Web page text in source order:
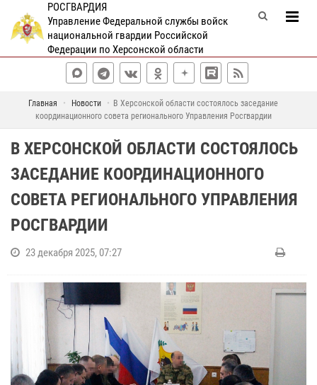
РОСГВАРДИЯ
Управление Федеральной службы войск
национальной гвардии Российской
Федерации по Херсонской области
Главная Новости
В Херсонской области состоялось заседание
координационного совета регионального Управления Росгвардии
В ХЕРСОНСКОЙ ОБЛАСТИ СОСТОЯЛОСЬ
ЗАСЕДАНИЕ КООРДИНАЦИОННОГО
СОВЕТА РЕГИОНАЛЬНОГО УПРАВЛЕНИЯ
РОСГВАРДИИ
23 декабря 2025, 07:27